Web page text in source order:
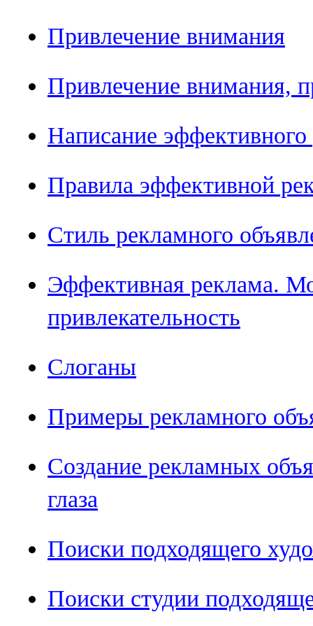
Привлечение внимания
Привлечение внимания,
Написание эффективного
Правила эффективной
Стиль рекламного
Эффективная реклама.
привлекательность
Слоганы
Примеры рекламного
Создание рекламных
глаза
Поиски подходящего
Поиски студии